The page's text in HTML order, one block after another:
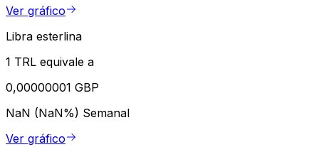
Ver gráfico
Libra esterlina
1 TRL equivale a
0,00000001 GBP
NaN (NaN%) Semanal
Ver gráfico